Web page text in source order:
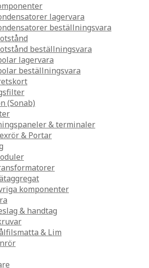
lagervara
beställningsvara
beställningsvara
lagervara
beställningsvara
(Sonab)
& terminaler
& Portar
komponenter
& handtag
& Lim